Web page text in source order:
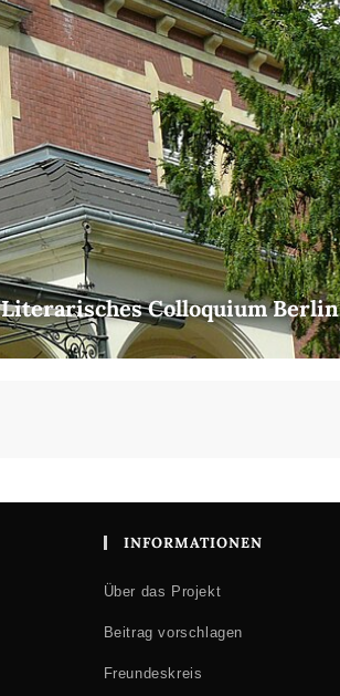
Literarisches Colloquium Berlin
INFORMATIONEN
Über das Projekt
Beitrag vorschlagen
Freundeskreis